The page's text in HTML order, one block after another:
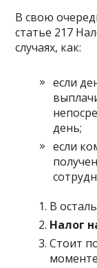
В свою
статье 217
случаях, как:
если
день;
если
В
Налог
Стоит